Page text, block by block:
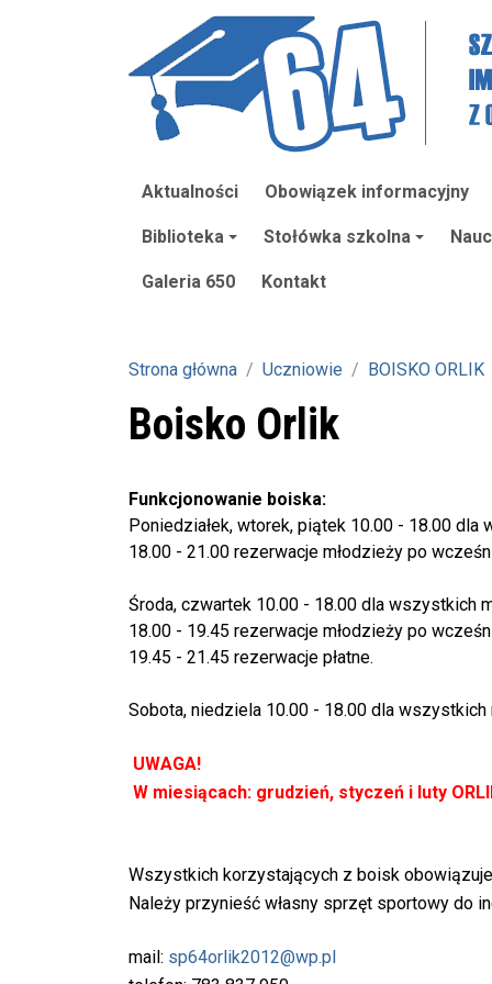
Aktualności Obowiązek informacyjny
Biblioteka Stołówka szkolna
Galeria 650 Kontakt
Strona główna Uczniowie BOISKO ORLIK
Boisko Orlik
Funkcjonowanie boiska:
Poniedziałek, wtorek, piątek 10.00 - 18.00
18.00 - 21.00 rezerwacje młodzieży po
Środa, czwartek 10.00 - 18.00 dla wszystkich
18.00 - 19.45 rezerwacje młodzieży po
19.45 - 21.45 rezerwacje płatne.
Sobota, niedziela 10.00 - 18.00 dla
UWAGA!
W miesiącach: grudzień, styczeń i luty
Wszystkich korzystających z boisk obowiązuje
Należy przynieść własny sprzęt sportowy do
mail: sp64orlik2012@wp.pl